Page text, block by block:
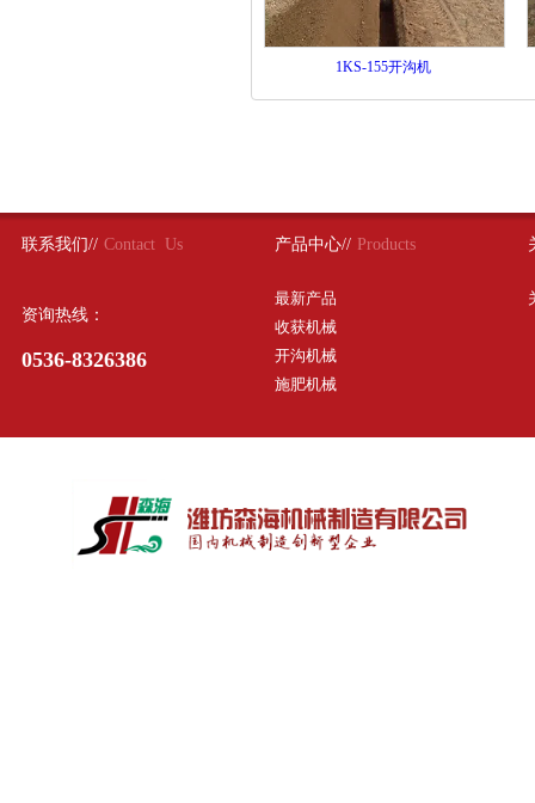
1KS-155开沟机
联系我们// Contact Us
资询热线：
0536-8326386
产品中心// Products
最新产品
收获机械
开沟机械
施肥机械